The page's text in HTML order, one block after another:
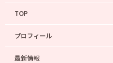
TOP
プロフィール
最新情報